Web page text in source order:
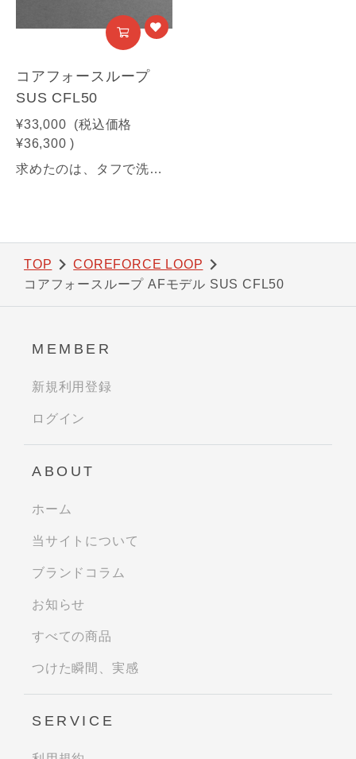
コアフォースループ
SUS CFL50
¥33,000
(税込価格
¥36,300 )
求めたのは、タフで洗練された美しさ。汗に強く、耐久性の高さにもこだわった 高品質ステンレスモデル。コアフォースループ サス50cmサイズ【商品情報】■サイズ：50㎝■素材：SUS316(装飾部材)・フェライト磁石・サマコバ磁石・SUS316(キャップ部分)・SUS304(ワイヤー部分)《利用可能な決済方法》クレジットカード（Visa / Mastercard / JCB / American Express / Diners Club）／Amazon Pay／PayPay／キャリア決済／代金引換※合計30万円（税込）を超える商品は代金引換はご利用いただけません。予めご了承ください
TOP
COREFORCE LOOP
コアフォースループ AFモデル SUS CFL50
MEMBER
新規利用登録
ログイン
ABOUT
ホーム
当サイトについて
ブランドコラム
お知らせ
すべての商品
つけた瞬間、実感
SERVICE